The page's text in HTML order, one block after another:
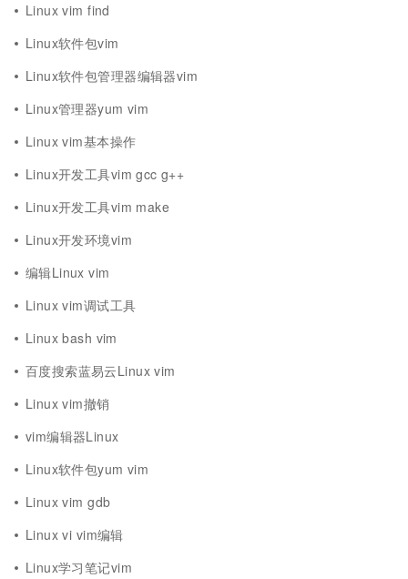
Linux vim find
Linux软件包vim
Linux软件包管理器编辑器vim
Linux管理器yum vim
Linux vim基本操作
Linux开发工具vim gcc g++
Linux开发工具vim make
Linux开发环境vim
编辑Linux vim
Linux vim调试工具
Linux bash vim
百度搜索蓝易云Linux vim
Linux vim撤销
vim编辑器Linux
Linux软件包yum vim
Linux vim gdb
Linux vi vim编辑
Linux学习笔记vim